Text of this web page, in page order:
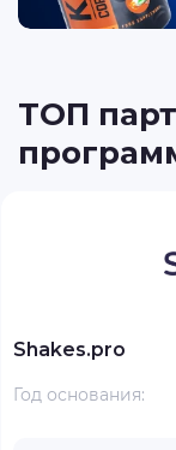
ТОП
Shakes.pro
Год основания: